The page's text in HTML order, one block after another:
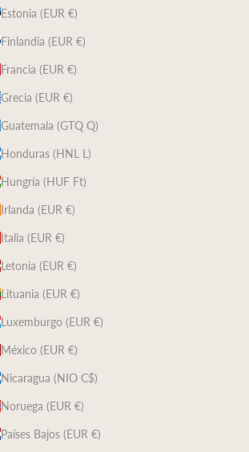
Estonia (EUR €)
Finlandia (EUR €)
Francia (EUR €)
Grecia (EUR €)
Guatemala (GTQ Q)
Honduras (HNL L)
Hungría (HUF Ft)
Irlanda (EUR €)
Italia (EUR €)
Letonia (EUR €)
Lituania (EUR €)
Luxemburgo (EUR €)
México (EUR €)
Nicaragua (NIO C$)
Noruega (EUR €)
Países Bajos (EUR €)